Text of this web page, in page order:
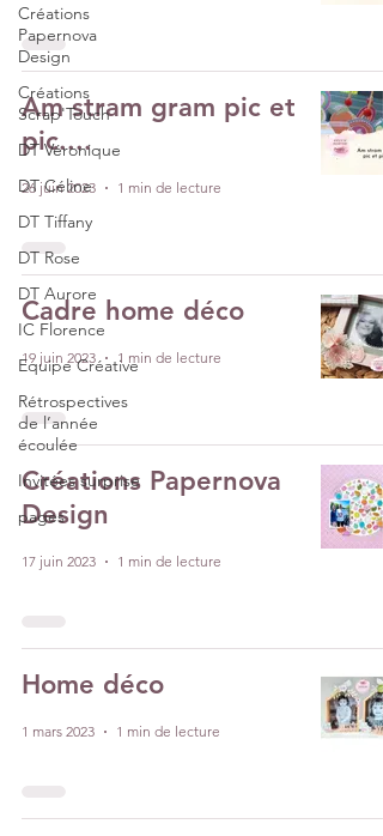
Créations
Papernova
Design
Créations
Scrap'Touch
DT Véronique
DT Céline
DT Tiffany
DT Rose
DT Aurore
IC Florence
Equipe Créative
Rétrospectives
de l’année
écoulée
Invitées surprise
pages
Am stram gram pic et
pic....
26 juin 2023 1 min de lecture
Cadre home déco
19 juin 2023 1 min de lecture
Créations Papernova
Design
17 juin 2023 1 min de lecture
Home déco
1 mars 2023 1 min de lecture